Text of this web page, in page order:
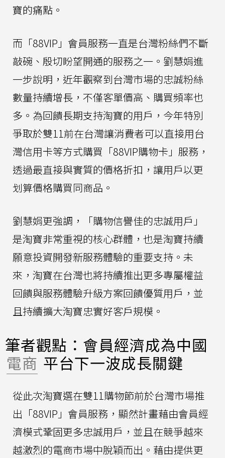
寶的痛點。
而「88VIP」會員服務一直是台灣粉絲們不斷
敲碗、殷切盼望開通的服務之一。劉慧娟進
一步說明，近年觀察到台灣市場的忠誠粉絲
數量持續增長，不僅客單價高、購買頻率也
多。為回饋長期支持淘寶的用戶，今年特別
爭取於雙11前在台灣讓消費者可以直接用台
灣信用卡等方式購買「88VIP購物卡」服務，
透過最直接與實質的價格折扣，讓用戶以更
划算價格購買同商品。
劉慧娟更強調，「購物信譽佳的忠誠用戶」
是淘寶非常重視的核心群體，也是淘寶持續
願意投資開發新服務體驗的重要支持。未
來，淘寶在台灣也將持續推出更多專屬權益
回饋與服務體驗升級方案回饋優質用戶，並
且持續擴大淘寶忠實好客戶規模。
筆者觀點：會員經濟成為中國
電商 平台下一波成長關鍵
從此次淘寶選在雙11購物節前於台灣市場推
出「88VIP」會員服務，顯然計畫藉由會員經
濟模式鞏固更多忠誠用戶，並且在競爭越來
越激烈的電商市場中脫穎而出。藉由提供更